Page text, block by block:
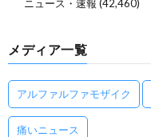
ニュース・速報 (42,460)
メディア一覧
アルファルファモザイク
痛いニュース